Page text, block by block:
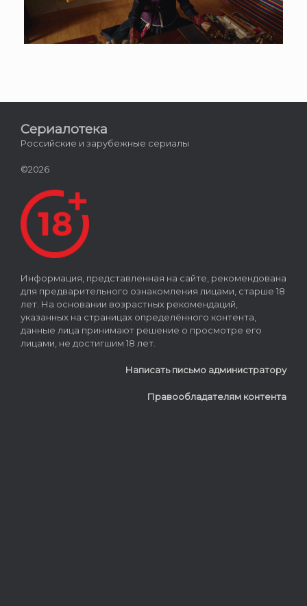
Сериалотека
Российские и зарубежные сериалы
©2026
Информация, представленная на сайте, рекомендована
для предварительного ознакомления лицами, старше 18
лет. На основании возрастных рекомендаций,
указанных на страницах определённого контента,
данные лица принимают решение о просмотре его
лицами, не достигшим 18 лет.
Написать письмо администратору
Правообладателям контента